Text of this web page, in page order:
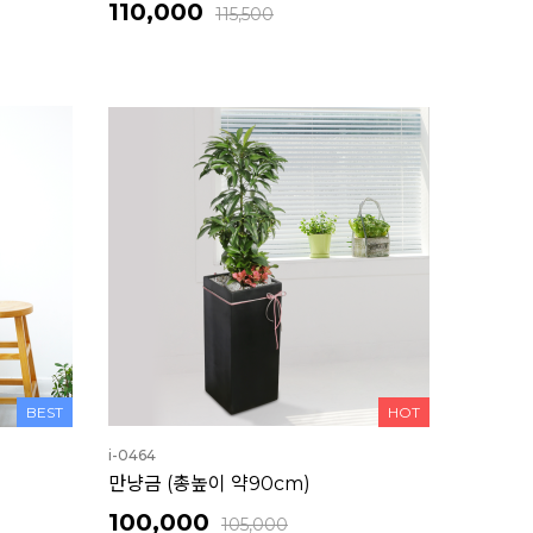
110,000 115,500
BEST HOT
i-0464
만냥금 (총높이 약90cm)
100,000 105,000